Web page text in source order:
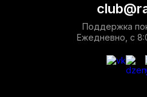
Поддержка
Ежедневно, с